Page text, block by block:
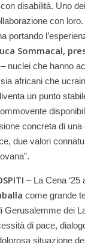
disabilità. Uno
con loro.
portando
Sommacal,
– nuclei che hanno
africani che
un punto
concreta di una
due valori
– La Cena ‘25
come grande
Gerusalemme dei
di pace,
situazione